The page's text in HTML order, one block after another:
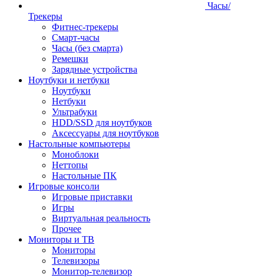
Часы/
Трекеры
Фитнес-трекеры
Смарт-часы
Часы (без смарта)
Ремешки
Зарядные устройства
Ноутбуки и нетбуки
Ноутбуки
Нетбуки
Ультрабуки
HDD/SSD для ноутбуков
Аксессуары для ноутбуков
Настольные компьютеры
Моноблоки
Неттопы
Настольные ПК
Игровые консоли
Игровые приставки
Игры
Виртуальная реальность
Прочее
Мониторы и ТВ
Мониторы
Телевизоры
Монитор-телевизор